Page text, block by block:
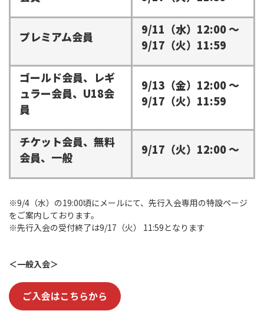
プレミアム会員
9/11（水）12:00 ～
9/17（火）11:59
ゴールド会員、レギ
ュラー会員、U18会
員
9/13（金）12:00 ～
9/17（火）11:59
チケット会員、無料
会員、一般
9/17（火）12:00 ～
※9/4（水）の19:00頃にメールにて、先行入会専用の特設ページ
をご案内しております。
※先行入会の受付終了は9/17（火） 11:59となります
＜一般入会＞
ご入会はこちらから